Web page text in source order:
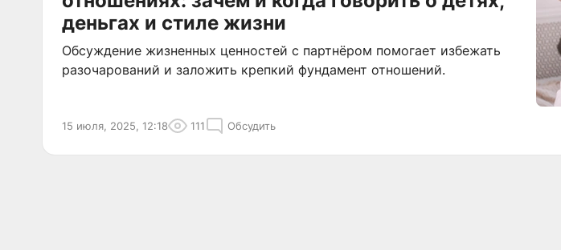
деньгах и стиле жизни
Обсуждение жизненных ценностей с партнёром помогает избежать
разочарований и заложить крепкий фундамент отношений.
15 июля, 2025, 12:18 111 Обсудить